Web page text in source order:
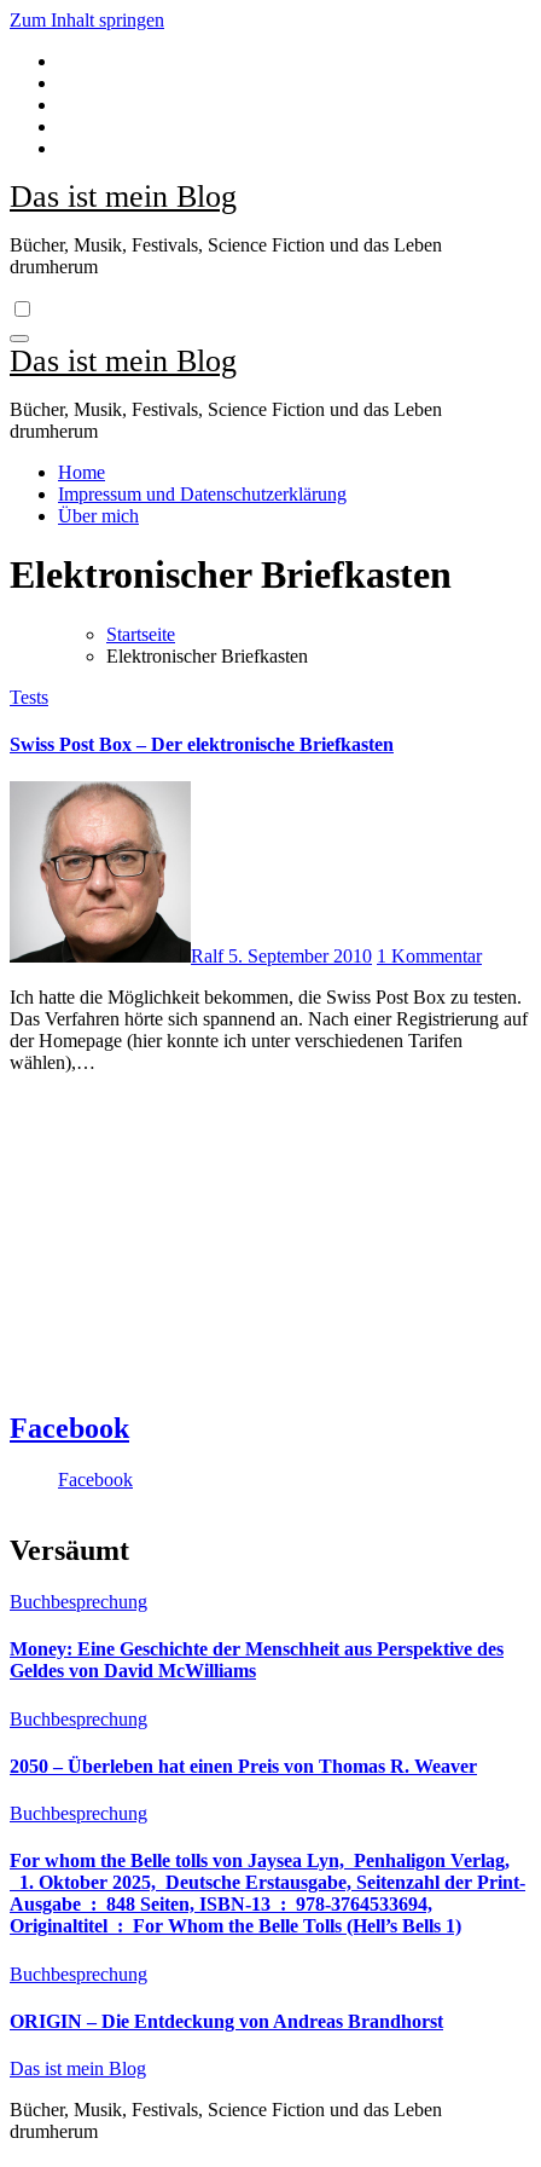
Zum Inhalt springen
Das ist mein Blog
Bücher, Musik, Festivals, Science Fiction und das Leben
drumherum
Das ist mein Blog
Bücher, Musik, Festivals, Science Fiction und das Leben
drumherum
Home
Impressum und Datenschutzerklärung
Über mich
Elektronischer Briefkasten
Startseite
Elektronischer Briefkasten
Tests
Swiss Post Box – Der elektronische Briefkasten
Ralf 5. September 2010 1 Kommentar
Ich hatte die Möglichkeit bekommen, die Swiss Post Box zu testen.
Das Verfahren hörte sich spannend an. Nach einer Registrierung auf
der Homepage (hier konnte ich unter verschiedenen Tarifen
wählen),…
Facebook
Facebook
Versäumt
Buchbesprechung
Money: Eine Geschichte der Menschheit aus Perspektive des
Geldes von David McWilliams
Buchbesprechung
2050 – Überleben hat einen Preis von Thomas R. Weaver
Buchbesprechung
For whom the Belle tolls von Jaysea Lyn, ‎ Penhaligon Verlag,
‎ 1. Oktober 2025, ‎ Deutsche Erstausgabe, Seitenzahl der Print-
Ausgabe ‏ : ‎ 848 Seiten, ISBN-13 ‏ : ‎ 978-3764533694,
Originaltitel ‏ : ‎ For Whom the Belle Tolls (Hell’s Bells 1)
Buchbesprechung
ORIGIN – Die Entdeckung von Andreas Brandhorst
Das ist mein Blog
Bücher, Musik, Festivals, Science Fiction und das Leben
drumherum